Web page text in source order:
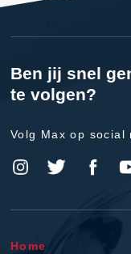
Ben jij snel
te volgen?
Volg Max op social
Home